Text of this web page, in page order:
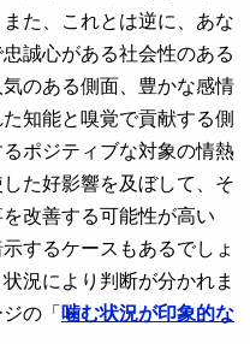
た、これとは逆に、あな
誠心がある社会性のある
のある側面、豊かな感情
知能と嗅覚で貢献する側
ポジティブな対象の情熱
た好影響を及ぼして、そ
改善する可能性が高い
するケースもあるでしょ
況により判断が分かれま
の「 噛む状況が印象的な